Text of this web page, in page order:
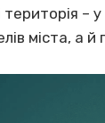
–
міста, а й